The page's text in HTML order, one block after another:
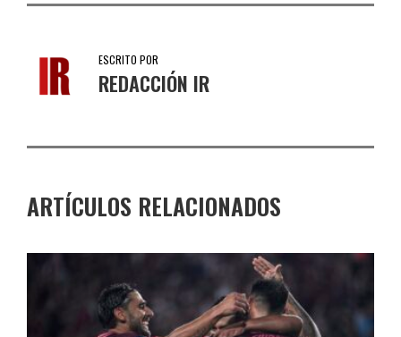
ESCRITO POR
REDACCIÓN IR
ARTÍCULOS RELACIONADOS